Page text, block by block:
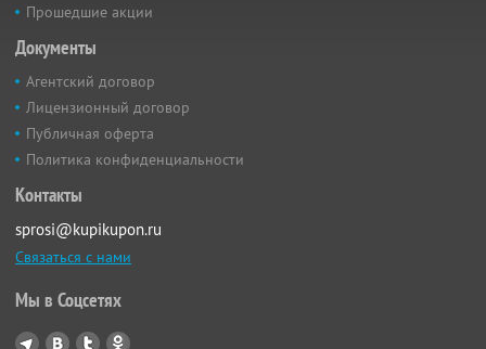
Прошедшие акции
Документы
Агентский договор
Лицензионный договор
Публичная оферта
Политика конфиденциальности
Контакты
sprosi@kupikupon.ru
Связаться с нами
Мы в Соцсетях